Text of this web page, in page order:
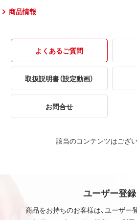
商品情報
よくあるご質問
取扱説明書（設定動画）
お問合せ
該当のコンテンツはござい
ユーザー登録
商品をお持ちのお客様は、ユーザー